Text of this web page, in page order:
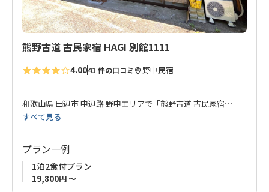
熊野古道 古民家宿 HAGI 別館1111
4.0041 件の口コミ 野中民宿
和歌山県 田辺市 中辺路 野中エリアで「熊野古道 古民家宿
HAGI」を運営するオーナーが徒歩圏内に別館をオープン！
熊野古道 中辺路を歩くすべてのお客様に、静かで心落ち着く時
間を提供したいという想いでスタートしました。
HAGI本館からは徒歩3分以内、黒色の外観と入口の前の大きな看
すべて見る
プラン一例
1泊2食付プラン
19,800円 ～